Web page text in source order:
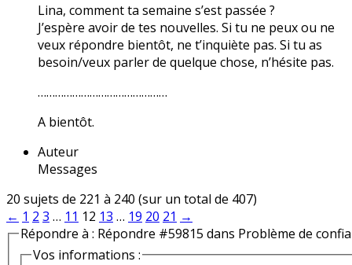
Lina, comment ta semaine s’est passée ?
J’espère avoir de tes nouvelles. Si tu ne peux ou ne
veux répondre bientôt, ne t’inquiète pas. Si tu as
besoin/veux parler de quelque chose, n’hésite pas.
………………………………………
A bientôt.
Auteur
Messages
20 sujets de 221 à 240 (sur un total de 407)
← 1 2 3 … 11 12 13 … 19 20 21 →
Répondre à : Répondre #59815 dans Problème de
Vos informations :